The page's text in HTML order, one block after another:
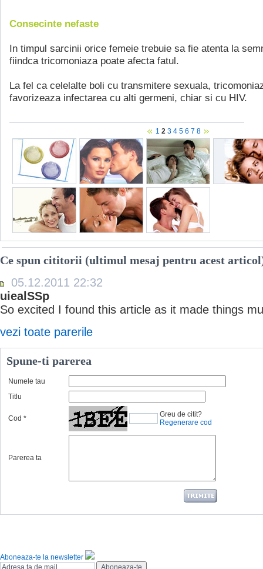
Consecinte nefaste
In timpul sarcinii orice femeie trebuie sa fie atenta la
fiindca tricomoniaza poate afecta fatul.
La fel ca celelalte boli cu transmitere sexuala,
favorizeaza infectarea cu alti germeni, chiar si cu HIV.
1 2 3 4 5 6 7 8
Ce spun cititorii (ultimul mesaj pentru acest
05.12.2011 22:32
uiealSSp
So excited I found this article as it made things
vezi toate parerile
Spune-ti parerea
Numele tau
Titlu
Cod *
Greu de citit?
Regenerare cod
Parerea ta
Aboneaza-te la newsletter